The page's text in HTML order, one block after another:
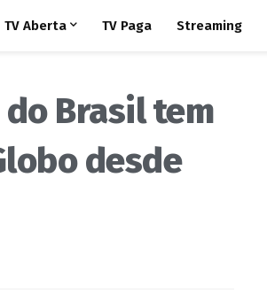
TV Aberta TV Paga Streaming
do Brasil tem
desde